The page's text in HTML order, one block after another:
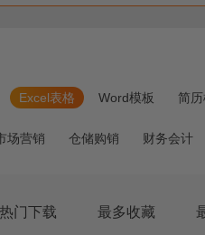
Excel表格 Word模板 简历
场营销 仓储购销 财务会计
热门下载 最多收藏